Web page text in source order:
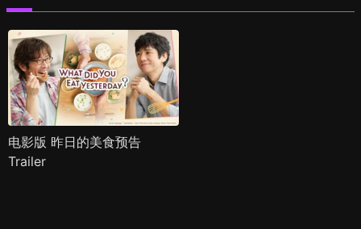
电影版 昨日的美食预告
Trailer